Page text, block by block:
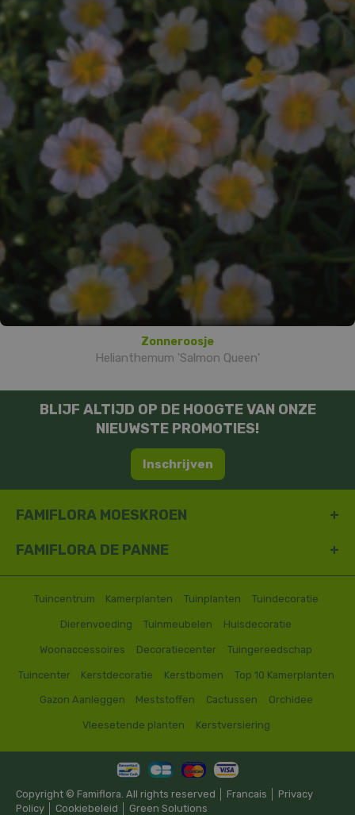
Zonneroosje
Helianthemum 'Salmon Queen'
BLIJF ALTIJD OP DE HOOGTE VAN ONZE
NIEUWSTE PROMOTIES!
Inschrijven
FAMIFLORA MOESKROEN
FAMIFLORA DE PANNE
Tuincentrum Kamerplanten Tuinplanten Tuindecoratie
Dierenvoeding Tuinmeubelen Huisdecoratie
Woonaccessoires Decoratiecenter Tuingereedschap
Tuincenter Kerstdecoratie Kerstbomen Top 10 Kamerplanten
Gazon Aanleggen Meststoffen Cactussen Orchidee
Vleesetende planten Kerstversiering
Copyright © Famiflora. All rights reserved │ Francais
Privacy
Policy
Cookiebeleid Green Solutions